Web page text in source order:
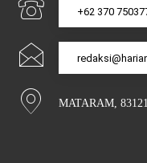
+62 370
MATARAM, 83121